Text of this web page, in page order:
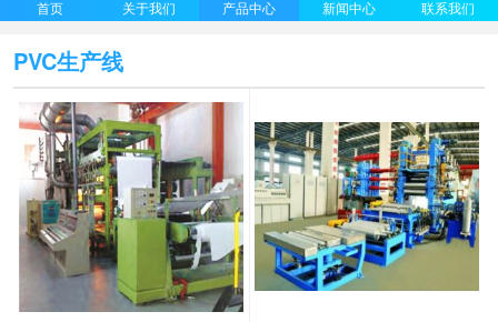
首页 关于我们 产品中心 新闻中心 联系我们
PVC生产线